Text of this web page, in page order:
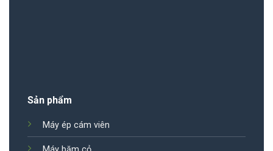
Sản phẩm
Máy ép cám viên